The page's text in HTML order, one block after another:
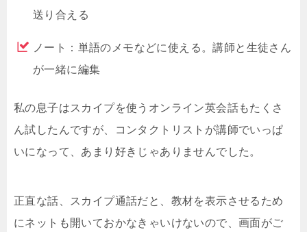
送り合える
ノート：単語のメモなどに使える。講師と生徒さん
が一緒に編集
私の息子はスカイプを使うオンライン英会話もたくさ
ん試したんですが、コンタクトリストが講師でいっぱ
いになって、あまり好きじゃありませんでした。
正直な話、スカイプ通話だと、教材を表示させるため
にネットも開いておかなきゃいけないので、画面がご